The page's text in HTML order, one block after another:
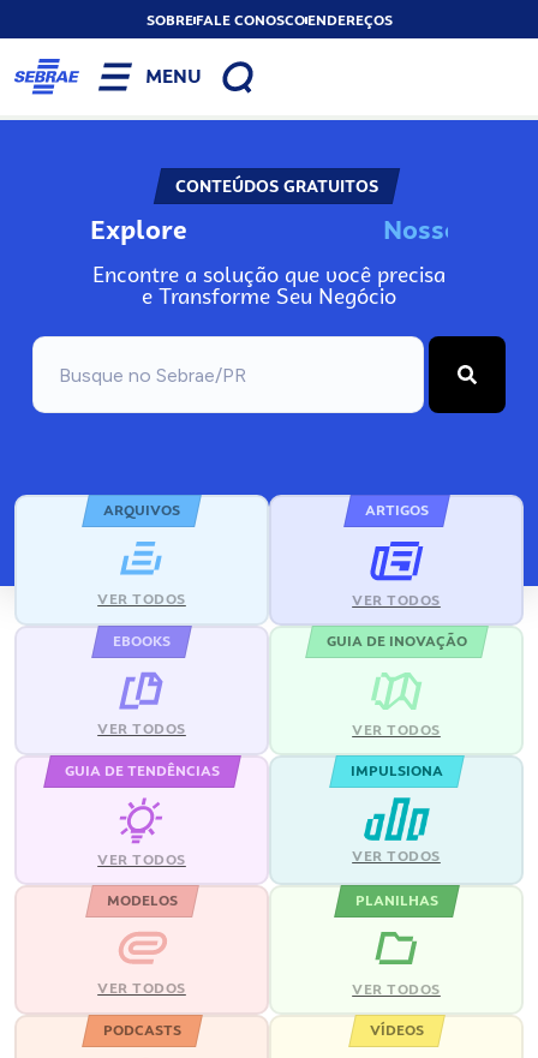
SOBREFALE CONOSCOENDEREÇOS
MENU
CONTEÚDOS GRATUITOS
Explore No
Encontre a solução que você precisa
e Transforme Seu Negócio
ARQUIVOS
VER TODOS
ARTIGOS
VER TODOS
EBOOKS
VER TODOS
GUIA DE INOVAÇÃO
VER TODOS
GUIA DE TENDÊNCIAS
VER TODOS
IMPULSIONA
VER TODOS
MODELOS
VER TODOS
PLANILHAS
VER TODOS
PODCASTS VÍDEOS